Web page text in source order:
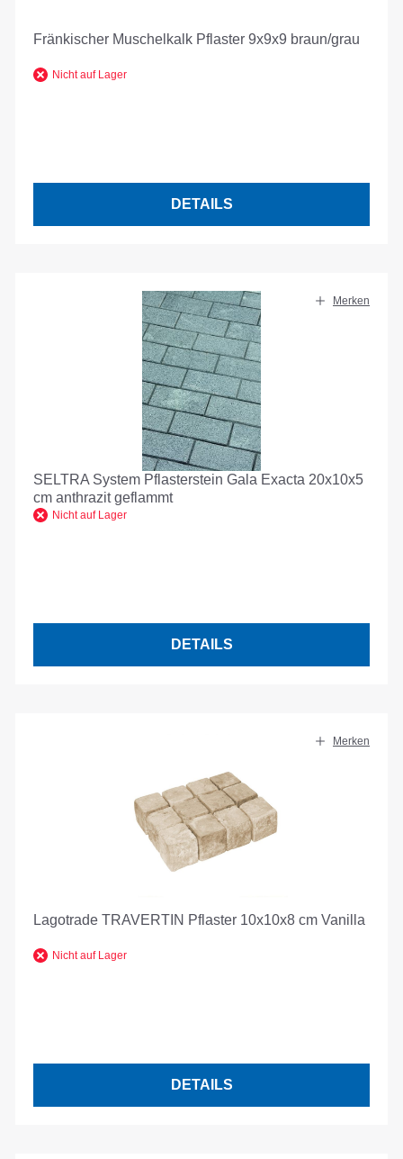
Fränkischer Muschelkalk Pflaster 9x9x9 braun/grau
Nicht auf Lager
DETAILS
Merken
SELTRA System Pflasterstein Gala Exacta 20x10x5
cm anthrazit geflammt
Nicht auf Lager
DETAILS
Merken
Lagotrade TRAVERTIN Pflaster 10x10x8 cm Vanilla
Nicht auf Lager
DETAILS